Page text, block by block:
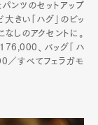
ンツのセットアップ
きい「ハグ」のビッ
しのアクセントに。
、バッグ「ハ
／すべてフェラガモ